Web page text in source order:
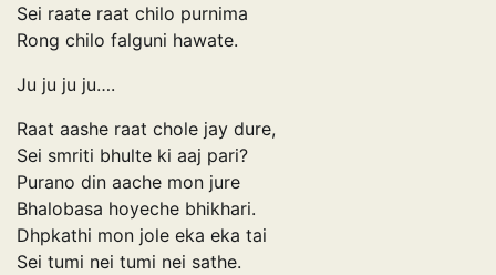
Sei raate raat chilo purnima
Rong chilo falguni hawate.
Ju ju ju ju….
Raat aashe raat chole jay dure,
Sei smriti bhulte ki aaj pari?
Purano din aache mon jure
Bhalobasa hoyeche bhikhari.
Dhpkathi mon jole eka eka tai
Sei tumi nei tumi nei sathe.